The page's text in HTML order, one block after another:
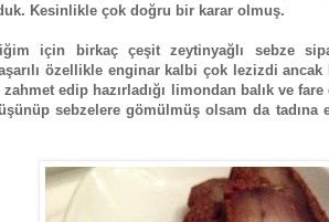
Kesinlikle çok doğru bir karar olmuş.
için birkaç çeşit zeytinyağlı sebze
özellikle enginar kalbi çok lezizdi
edip hazırladığı limondan balık ve
sebzelere gömülmüş olsam da